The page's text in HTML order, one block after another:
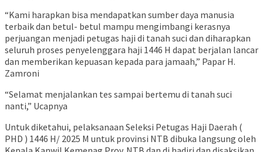
“Kami harapkan bisa mendapatkan sumber daya manusia
terbaik dan betul- betul mampu mengimbangi kerasnya
perjuangan menjadi petugas haji di tanah suci dan diharapkan
seluruh proses penyelenggara haji 1446 H dapat berjalan lancar
dan memberikan kepuasan kepada para jamaah,” Papar H.
Zamroni
“Selamat menjalankan tes sampai bertemu di tanah suci
nanti,” Ucapnya
Untuk diketahui, pelaksanaan Seleksi Petugas Haji Daerah (
PHD ) 1446 H/ 2025 M untuk provinsi NTB dibuka langsung oleh